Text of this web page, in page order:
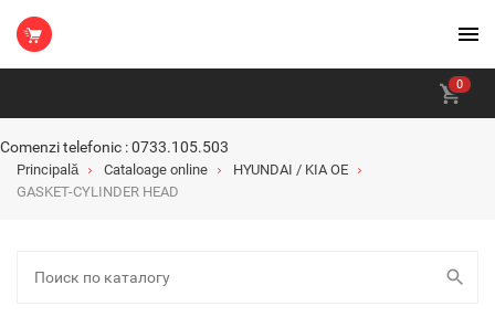
0
Comenzi telefonic : 0733.105.503
Principală Cataloage online
HYUNDAI / KIA OE
GASKET-CYLINDER HEAD